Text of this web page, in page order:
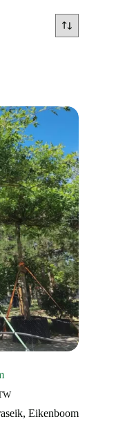
,Eikenboom